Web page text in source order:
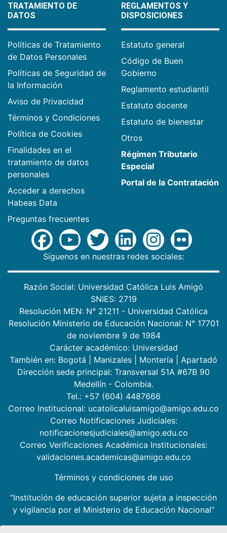
TRATAMIENTO DE
DATOS
Políticas de Tratamiento
de Datos Personales
Políticas de Seguridad de
la Información
Aviso de Privacidad
Términos y Condiciones
Política de Cookies
Finalidades en el
tratamiento de datos
personales
Acceder a derechos
Habeas Data
Preguntas frecuentes
REGLAMENTOS Y
DISPOSICIONES
Estatuto general
Código de Buen
Gobierno
Reglamento estudiantil
Estatuto docente
Estatuto de bienestar
Otros
Régimen Tributario
Especial
Portal de la Contratación
Síguenos en nuestras redes sociales:
Razón Social: Universidad Católica Luis Amigó
SNIES: 2719
Resolución MEN: N° 21211 - Universidad Católica
Resolución Ministerio de Educación Nacional: N° 17701
de noviembre 9 de 1984
Carácter académico: Universidad
También en: Bogotá Manizales Montería
Apartadó
Dirección sede principal: Transversal 51A #67B 90
Medellín - Colombia.
Tel.: +57 (604) 4487666
Correo Institucional: ucatolicaluisamigo@amigo.edu.co
Correo Notificaciones Judiciales:
notificacionesjudiciales@amigo.edu.co
Correo Verificaciones Académica Institucionales:
validaciones.academicas@amigo.edu.co
Términos y condiciones de uso
“Institución de educación superior sujeta a inspección
y vigilancia por el Ministerio de Educación Nacional”